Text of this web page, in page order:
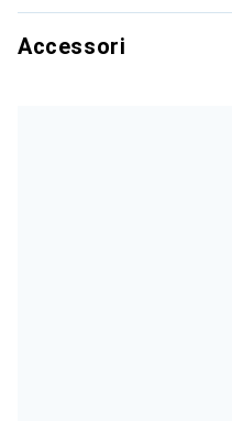
Accessori